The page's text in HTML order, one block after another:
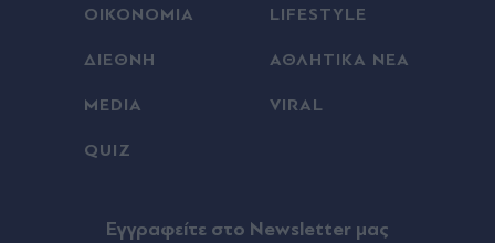
ΟΙΚΟΝΟΜΙΑ LIFESTYLE
ΔΙΕΘΝΗ ΑΘΛΗΤΙΚΑ ΝΕΑ
MEDIA VIRAL
QUIZ
Eγγραφείτε στο Newsletter μας